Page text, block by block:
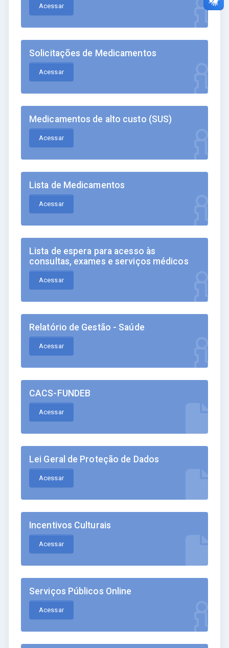
Acessar
Solicitações de Medicamentos
Acessar
Medicamentos de alto custo (SUS)
Acessar
Lista de Medicamentos
Acessar
Lista de espera para acesso às
consultas, exames e serviços médicos
Acessar
Relatório de Gestão - Saúde
Acessar
CACS-FUNDEB
Acessar
Lei Geral de Proteção de Dados
Acessar
Incentivos Culturais
Acessar
Serviços Públicos Online
Acessar